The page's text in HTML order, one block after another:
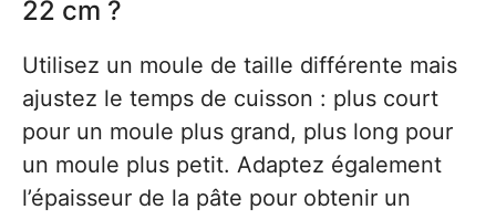
22 cm ?
Utilisez un moule de taille différente mais
ajustez le temps de cuisson : plus court
pour un moule plus grand, plus long pour
un moule plus petit. Adaptez également
l’épaisseur de la pâte pour obtenir un